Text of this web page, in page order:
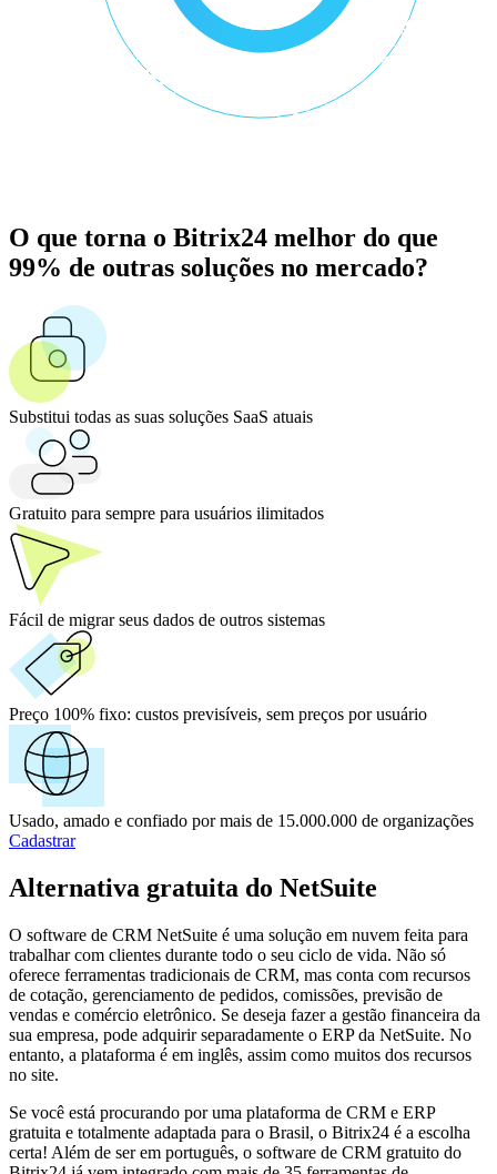
O que torna o Bitrix24 melhor do que
99% de outras soluções no mercado?
Substitui todas as suas soluções SaaS atuais
Gratuito para sempre para usuários ilimitados
Fácil de migrar seus dados de outros sistemas
Preço 100% fixo: custos previsíveis, sem preços por usuário
Usado, amado e confiado por mais de 15.000.000 de organizações
Cadastrar
Alternativa gratuita do NetSuite
O software de CRM NetSuite é uma solução em nuvem feita para
trabalhar com clientes durante todo o seu ciclo de vida. Não só
oferece ferramentas tradicionais de CRM, mas conta com recursos
de cotação, gerenciamento de pedidos, comissões, previsão de
vendas e comércio eletrônico. Se deseja fazer a gestão financeira da
sua empresa, pode adquirir separadamente o ERP da NetSuite. No
entanto, a plataforma é em inglês, assim como muitos dos recursos
no site.
Se você está procurando por uma plataforma de CRM e ERP
gratuita e totalmente adaptada para o Brasil, o Bitrix24 é a escolha
certa! Além de ser em português, o software de CRM gratuito do